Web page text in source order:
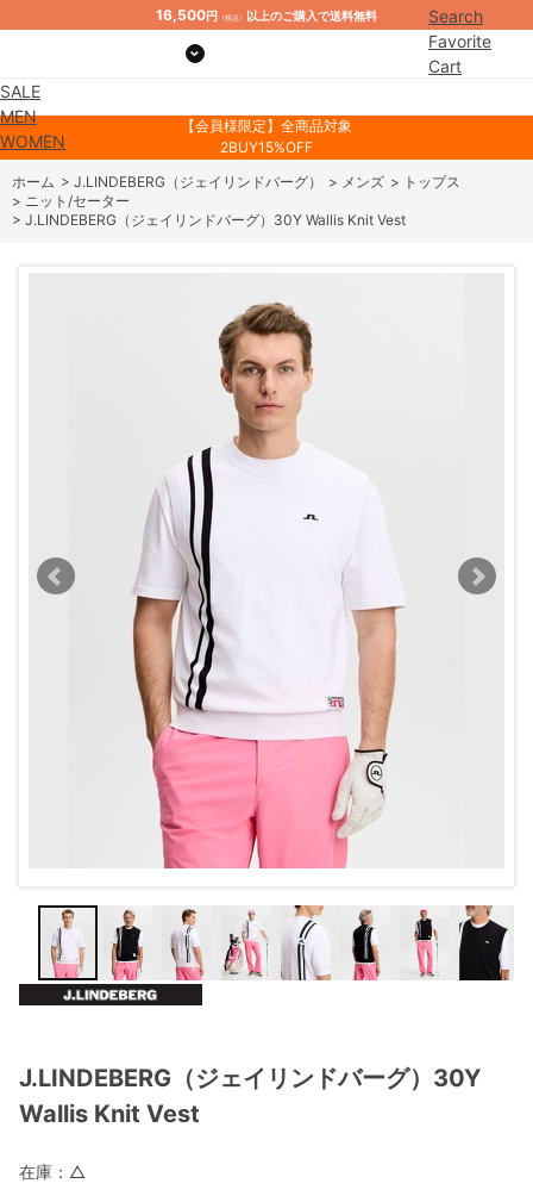
16,500円 （税込） 以上のご購入で送料無料
Search
Favorite
Cart
SALE
MEN
WOMEN
【会員様限定】全商品対象
2BUY15%OFF
ホーム > J.LINDEBERG（ジェイリンドバーグ） > メンズ > トップス
> ニット/セーター
> J.LINDEBERG（ジェイリンドバーグ）30Y Wallis Knit Vest
J.LINDEBERG（ジェイリンドバーグ）30Y
Wallis Knit Vest
在庫： △